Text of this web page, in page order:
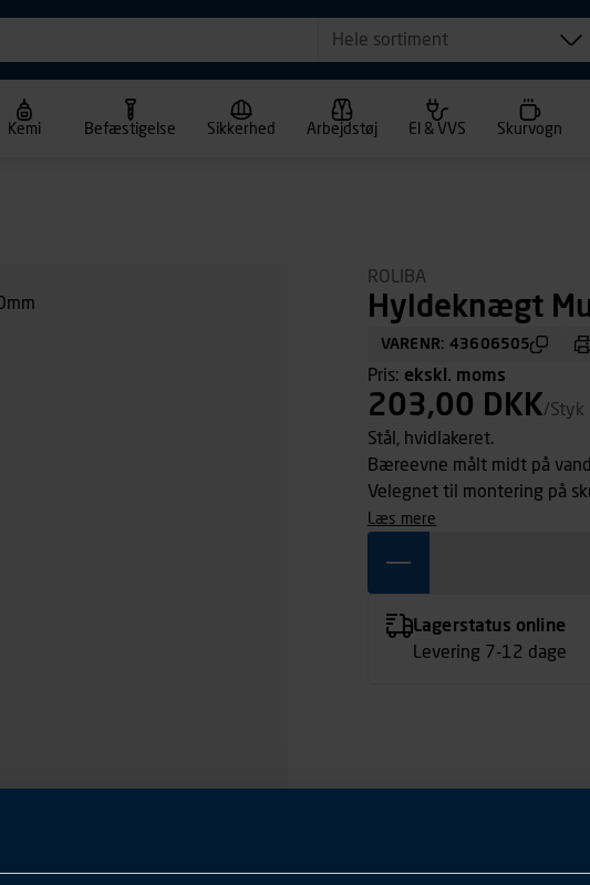
Hele sortiment
Kemi Befæstigelse Sikkerhed Arbejdstøj El & VVS Skurvogn
ROLIBA
Hyldeknægt
VARENR: 43606505
Pris: ekskl. moms
203,00 DKK/Styk
Stål, hvidlakeret.
Bæreevne målt midt på
Velegnet til montering på
læs mere
Lagerstatus online
Levering 7-12 dage